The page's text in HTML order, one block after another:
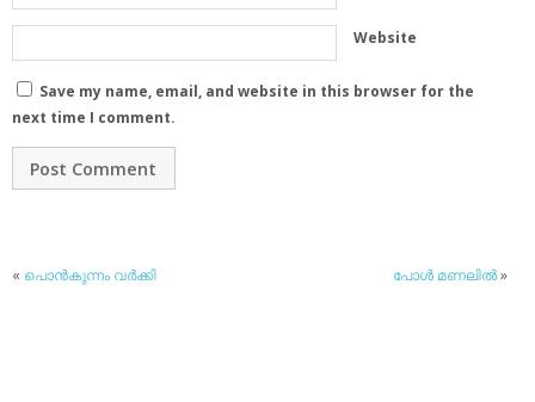
Website
Save my name, email, and website in this browser for the
next time I comment.
« പൊന്‍കുന്നം വര്‍ക്കി പോള്‍ മണലില്‍»